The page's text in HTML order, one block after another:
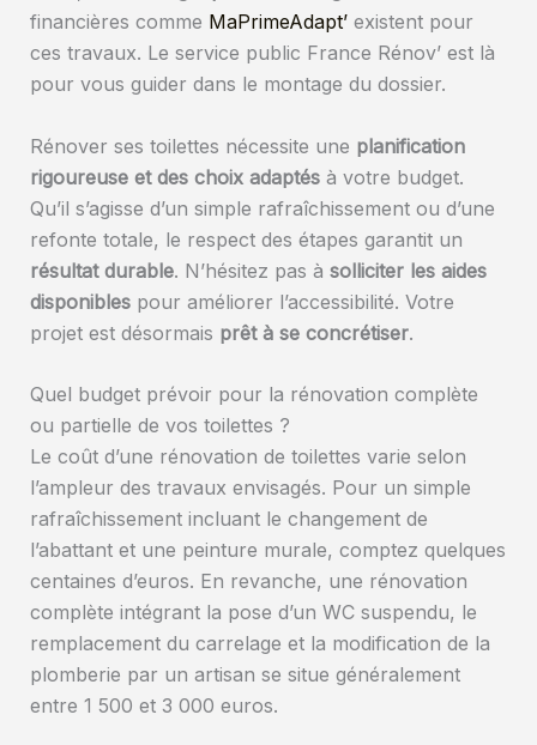
financières comme MaPrimeAdapt’existent pour
ces travaux. Le service public France Rénov’ est là
pour vous guider dans le montage du dossier.
Rénover ses toilettes nécessite une planification
rigoureuse et des choix adaptésà votre budget.
Qu’il s’agisse d’un simple rafraîchissement ou d’une
refonte totale, le respect des étapes garantit un
résultat durable. N’hésitez pas à solliciter les aides
disponiblespour améliorer l’accessibilité. Votre
projet est désormais prêt à se concrétiser.
Quel budget prévoir pour la rénovation complète
ou partielle de vos toilettes ?
Le coût d’une rénovation de toilettes varie selon
l’ampleur des travaux envisagés. Pour un simple
rafraîchissement incluant le changement de
l’abattant et une peinture murale, comptez quelques
centaines d’euros. En revanche, une rénovation
complète intégrant la pose d’un WC suspendu, le
remplacement du carrelage et la modification de la
plomberie par un artisan se situe généralement
entre 1 500 et 3 000 euros.